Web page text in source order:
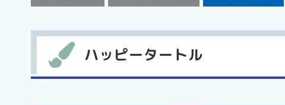
ハッピータートル